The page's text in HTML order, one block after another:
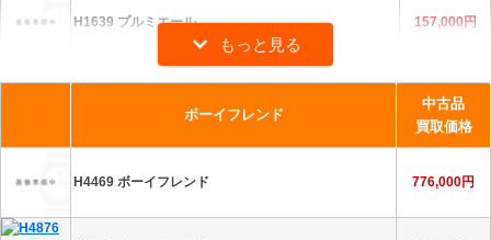
H6476 J12 20
360,000円
H6515 J12 パラドックス
360,000円
H1639 プルミエール 157,000円
H2163 プルミエール 300,000円
H2434 プルミエール 193,000円
ボーイフレンド
中古品
買取価格
H4469 ボーイフレンド 776,000円